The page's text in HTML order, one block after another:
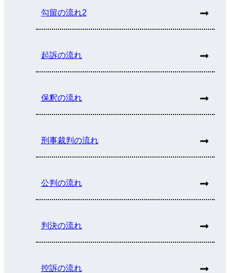
勾留の流れ2
起訴の流れ
保釈の流れ
刑事裁判の流れ
公判の流れ
判決の流れ
控訴の流れ